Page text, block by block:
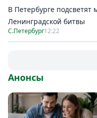
В Петербурге
Ленинградской битвы
С.Петербург12:22
Анонсы